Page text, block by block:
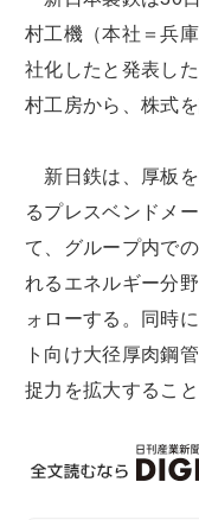
村工機（本社＝兵
社化したと発表し
村工房から、株式
新日鉄は、厚板を
るプレスベンドメ
て、グループ内で
れるエネルギー分
ォローする。同時
ト向け大径厚肉鋼
捉力を拡大するこ